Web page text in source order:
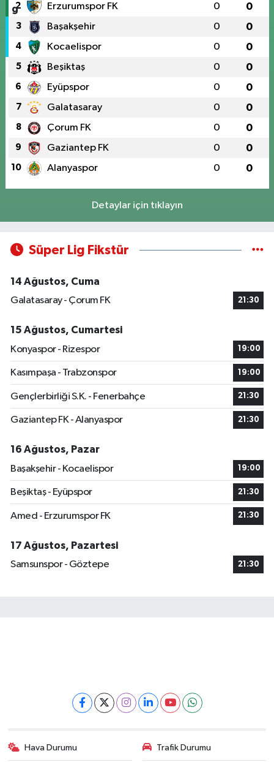
2 Erzurumspor FK 0 0
3 Başakşehir 0 0
4 Kocaelispor 0 0
5 Beşiktaş 0 0
6 Eyüpspor 0 0
7 Galatasaray 0 0
8 Çorum FK 0 0
9 Gaziantep FK 0 0
10 Alanyaspor 0 0
Detaylar için tıklayın
Süper Lig Fikstür
14 Ağustos, Cuma
Galatasaray - Çorum FK
21:30
15 Ağustos, Cumartesi
Konyaspor - Rizespor
19:00
Kasımpaşa - Trabzonspor 19:00
Gençlerbirliği S.K. - Fenerbahçe 21:30
Gaziantep FK - Alanyaspor 21:30
16 Ağustos, Pazar
Başakşehir - Kocaelispor
19:00
Beşiktaş - Eyüpspor 21:30
Amed - Erzurumspor FK 21:30
17 Ağustos, Pazartesi
Samsunspor - Göztepe
21:30
Hava Durumu Trafik Durumu